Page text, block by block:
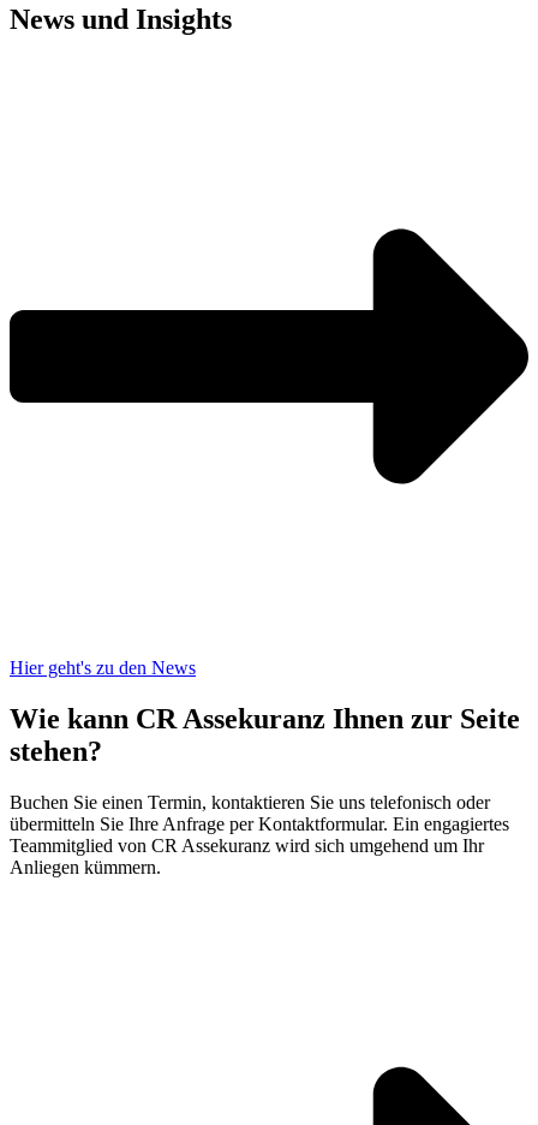
News und Insights
Hier geht's zu den News
Wie kann CR Assekuranz Ihnen zur Seite
stehen?
Buchen Sie einen Termin, kontaktieren Sie uns telefonisch oder
übermitteln Sie Ihre Anfrage per Kontaktformular. Ein engagiertes
Teammitglied von CR Assekuranz wird sich umgehend um Ihr
Anliegen kümmern.